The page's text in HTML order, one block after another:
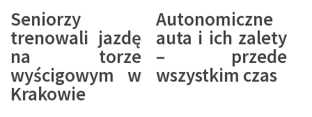
Seniorzy
trenowali jazdę
na torze
wyścigowym w
Krakowie
Autonomiczne
auta i ich zalety
– przede
wszystkim czas